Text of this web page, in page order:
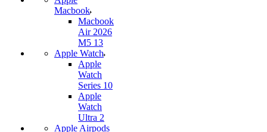
Macbook
Macbook
Air 2026
M5 13
Apple Watch
Apple
Watch
Series 10
Apple
Watch
Ultra 2
Apple Airpods